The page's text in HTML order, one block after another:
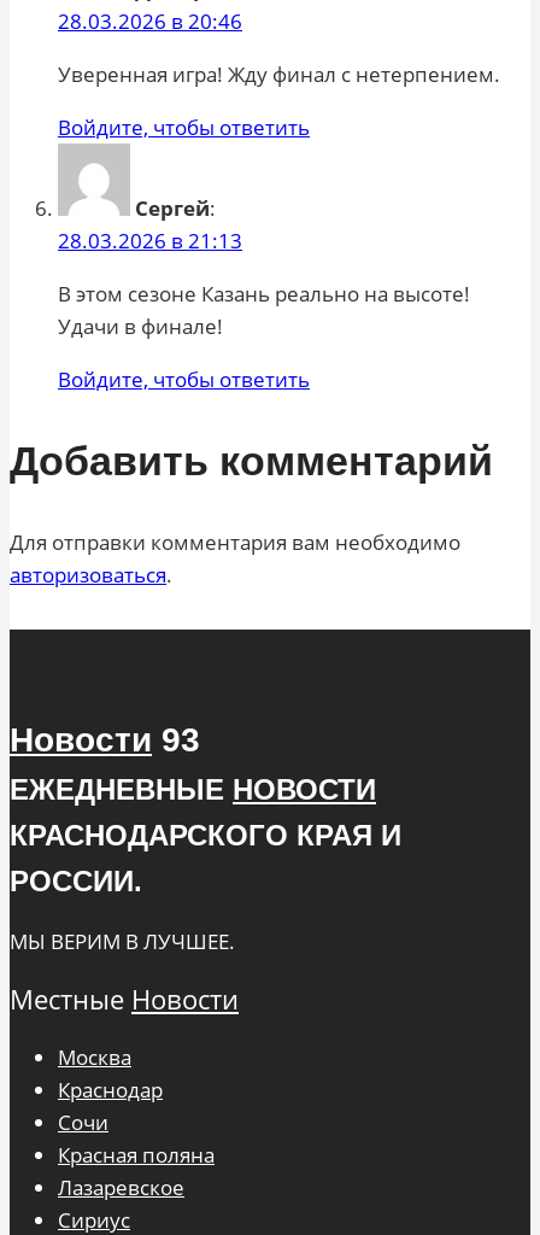
28.03.2026 в 20:46
Уверенная игра! Жду финал с нетерпением.
Войдите, чтобы ответить
Сергей:
28.03.2026 в 21:13
В этом сезоне Казань реально на высоте!
Удачи в финале!
Войдите, чтобы ответить
Добавить комментарий
Для отправки комментария вам необходимо
авторизоваться.
Новости 93
ЕЖЕДНЕВНЫЕ НОВОСТИ
КРАСНОДАРСКОГО КРАЯ И
РОССИИ.
МЫ ВЕРИМ В ЛУЧШЕЕ.
Местные Новости
Москва
Краснодар
Сочи
Красная поляна
Лазаревское
Сириус